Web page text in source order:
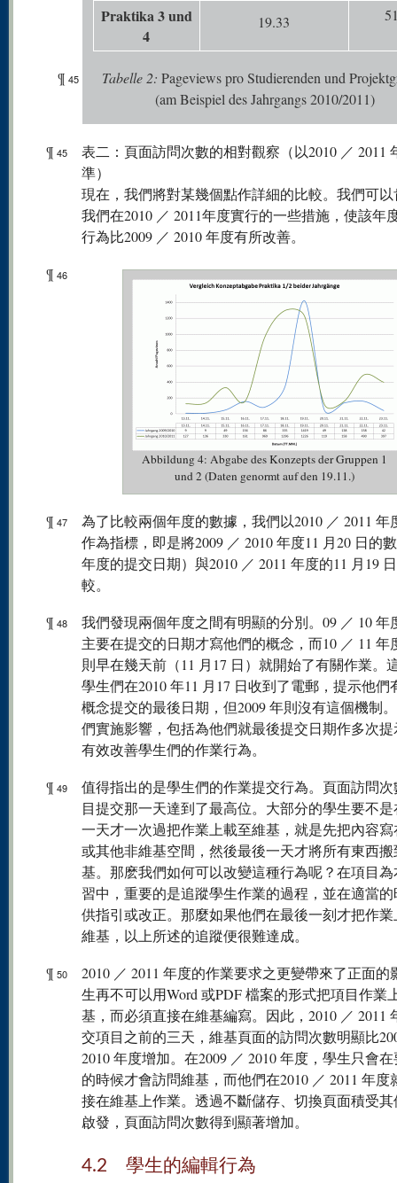
Praktika 3 und
4
19.33
¶ 45 Tabelle 2: Pageviews pro Studierenden und
(am Beispiel des Jahrgangs 2010/2011)
¶ 45
表二：頁面訪問次數的相對觀察（以2010 ／ 2011
準）
現在，我們將對某幾個點作詳細的比較。我們可
我們在2010 ／ 2011年度實行的一些措施，使該年
行為比2009 ／ 2010 年度有所改善。
¶ 46
Abbildung 4: Abgabe des Konzepts der Gruppen 1
und 2 (Daten genormt auf den 19.11.)
¶ 47
為了比較兩個年度的數據，我們以2010 ／ 2011 年
作為指標，即是將2009 ／ 2010 年度11 月20 日的
年度的提交日期）與2010 ／ 2011 年度的11 月19
較。
¶ 48
我們發現兩個年度之間有明顯的分別。09 ／ 10 年
主要在提交的日期才寫他們的概念，而10 ／ 11 年
則早在幾天前（11 月17 日）就開始了有關作業。
學生們在2010 年11 月17 日收到了電郵，提示他們
概念提交的最後日期，但2009 年則沒有這個機制
們實施影響，包括為他們就最後提交日期作多次
有效改善學生們的作業行為。
¶ 49
值得指出的是學生們的作業提交行為。頁面訪問
目提交那一天達到了最高位。大部分的學生要不
一天才一次過把作業上載至維基，就是先把內容
或其他非維基空間，然後最後一天才將所有東西搬
基。那麽我們如何可以改變這種行為呢？在項目
習中，重要的是追蹤學生作業的過程，並在適當
供指引或改正。那麼如果他們在最後一刻才把作
維基，以上所述的追蹤便很難達成。
¶ 50
2010 ／ 2011 年度的作業要求之更變帶來了正面的
生再不可以用Word 或PDF 檔案的形式把項目作業
基，而必須直接在維基編寫。因此，2010 ／ 2011
交項目之前的三天，維基頁面的訪問次數明顯比
2010 年度增加。在2009 ／ 2010 年度，學生只會
的時候才會訪問維基，而他們在2010 ／ 2011 年度
接在維基上作業。透過不斷儲存、切換頁面積受
啟發，頁面訪問次數得到顯著增加。
4.2 學生的編輯行為